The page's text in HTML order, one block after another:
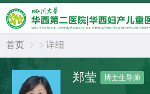
首页   详细
郑莹 博士生导师